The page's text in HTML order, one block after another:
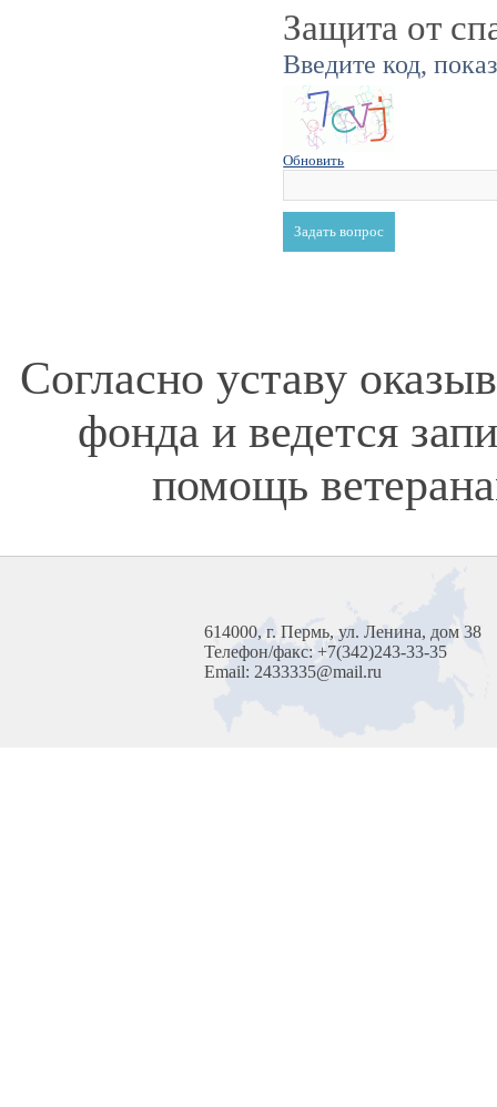
Защита от
Введите код,
Обновить
Согласно уставу
фонда и ведется
помощь
614000, г. Пермь, ул. Ленина, дом 38
Телефон/факс: +7(342)243-33-35
Email: 2433335@mail.ru